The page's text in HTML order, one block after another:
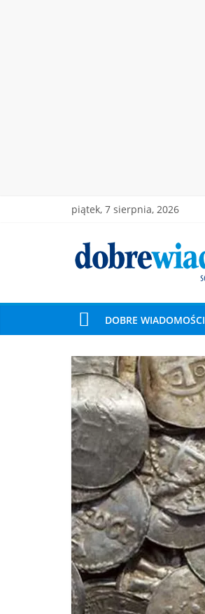
piątek, 7 sierpnia, 2026
DOBRE WIADOMOŚCI